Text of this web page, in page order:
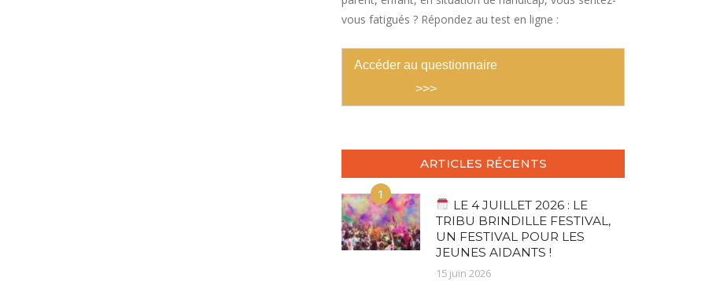
vous fatigués ? Répondez au test en ligne :
Accéder au questionnaire
>>>
ARTICLES RÉCENTS
1
LE 4 JUILLET 2026 : LE
TRIBU BRINDILLE FESTIVAL,
UN FESTIVAL POUR LES
JEUNES AIDANTS !
15 juin 2026